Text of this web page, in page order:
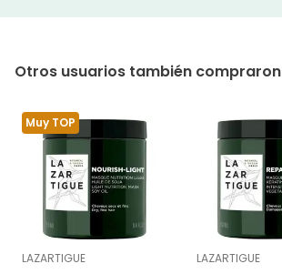
Otros usuarios también compraron
Muy TOP
LAZARTIGUE LAZARTIGUE